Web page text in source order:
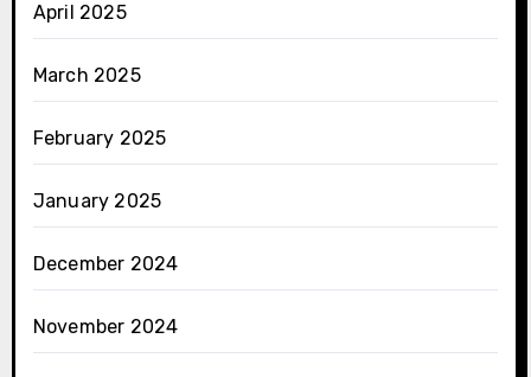
April 2025
March 2025
February 2025
January 2025
December 2024
November 2024